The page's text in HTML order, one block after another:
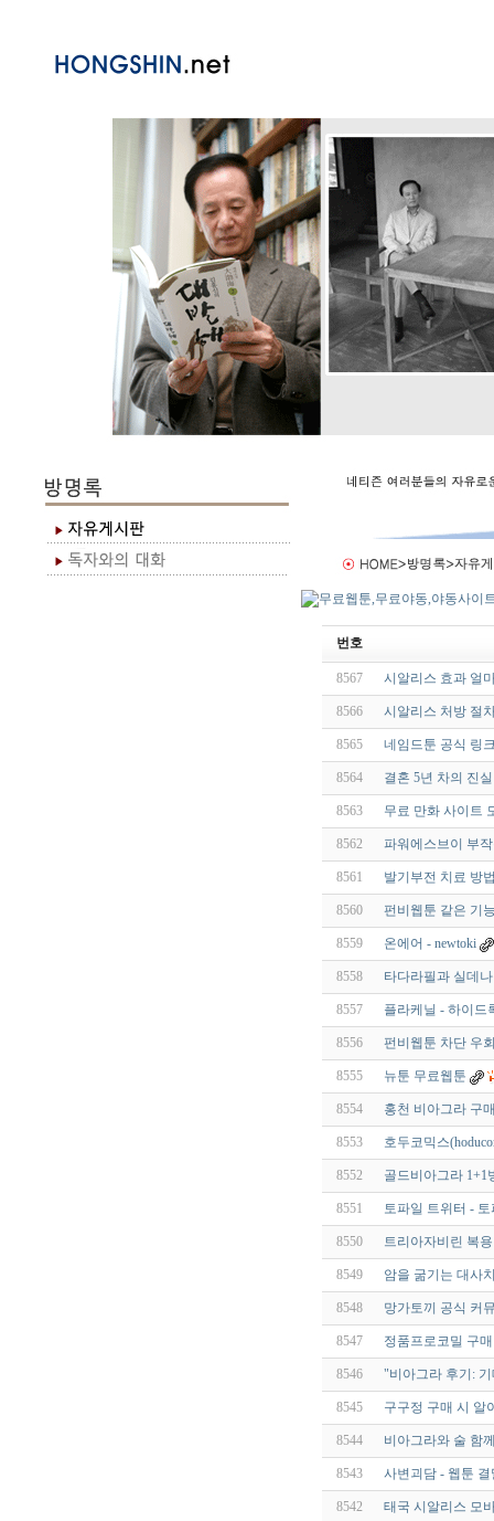
번호
8567 시알리스 효과 얼
8566 시알리스 처방 절
8565 네임드툰 공식 링
8564 결혼 5년 차의 진
8563 무료 만화 사이트
8562 파워에스브이 부
8561 발기부전 치료 방
8560 펀비웹툰 같은 기
8559 온에어 - newtoki
8558 타다라필과 실데
8557 플라케닐 - 하이드
8556 펀비웹툰 차단 우
8555 뉴툰 무료웹툰
8554 홍천 비아그라 구
8553 호두코믹스
8552 골드비아그라 1+1
8551 토파일 트위터 -
8550 트리아자비린 복
8549 암을 굶기는 대사
8548 망가토끼 공식 커
8547 정품프로코밀 구
8546 "비아그라 후기:
8545 구구정 구매 시 알
8544 비아그라와 술 함
8543 사변괴담 - 웹툰 결
8542 태국 시알리스 모